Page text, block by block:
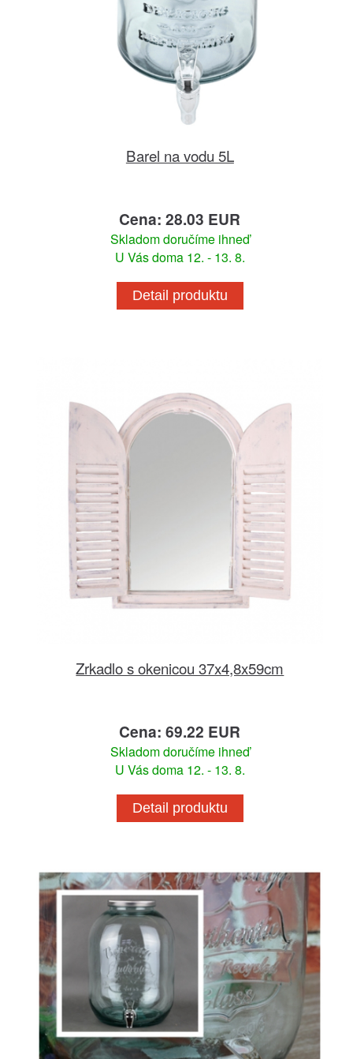
Barel na vodu 5L
Cena: 28.03 EUR
Skladom doručíme ihneď
U Vás doma 12. - 13. 8.
Detail produktu
Zrkadlo s okenicou 37x4,8x59cm
Cena: 69.22 EUR
Skladom doručíme ihneď
U Vás doma 12. - 13. 8.
Detail produktu